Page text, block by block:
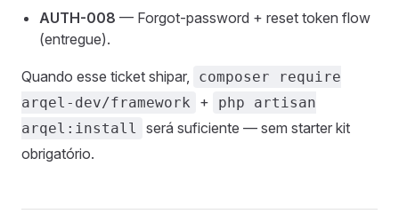
AUTH-008 — Forgot-password + reset token flow
(entregue).
Quando esse ticket shipar,
composer require
arqel-dev/framework
+
php artisan
arqel:install
será suficiente — sem starter kit
obrigatório.